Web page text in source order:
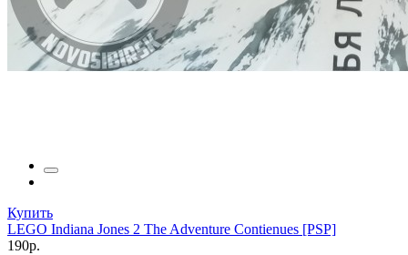
Купить
LEGO Indiana Jones 2 The Adventure Contienues [PSP]
190р.